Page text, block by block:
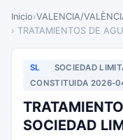
Inicio›VALENCIA/
› TRATAMIENTOS DE
SL SOCIEDAD
CONSTITUIDA 2026-
SOCIEDAD